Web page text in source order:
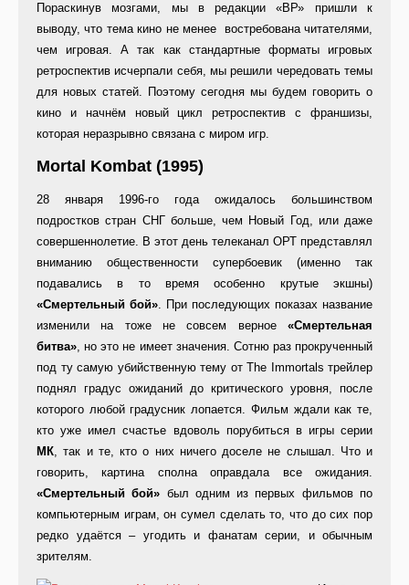
Пораскинув мозгами, мы в редакции «ВР» пришли к
выводу, что тема кино не менее востребована читателями,
чем игровая. А так как стандартные форматы игровых
ретроспектив исчерпали себя, мы решили чередовать темы
для новых статей. Поэтому сегодня мы будем говорить о
кино и начнём новый цикл ретроспектив с франшизы,
которая неразрывно связана с миром игр.
Mortal Kombat (1995)
28 января 1996-го года ожидалось большинством
подростков стран СНГ больше, чем Новый Год, или даже
совершеннолетие. В этот день телеканал ОРТ представлял
вниманию общественности супербоевик (именно так
подавались в то время особенно крутые экшны)
«Смертельный бой». При последующих показах название
изменили на тоже не совсем верное «Смертельная
битва», но это не имеет значения. Сотню раз прокрученный
под ту самую убийственную тему от The Immortals трейлер
поднял градус ожиданий до критического уровня, после
которого любой градусник лопается. Фильм ждали как те,
кто уже имел счастье вдоволь порубиться в игры серии
МК, так и те, кто о них ничего доселе не слышал. Что и
говорить, картина сполна оправдала все ожидания.
«Смертельный бой» был одним из первых фильмов по
компьютерным играм, он сумел сделать то, что до сих пор
редко удаётся – угодить и фанатам серии, и обычным
зрителям.